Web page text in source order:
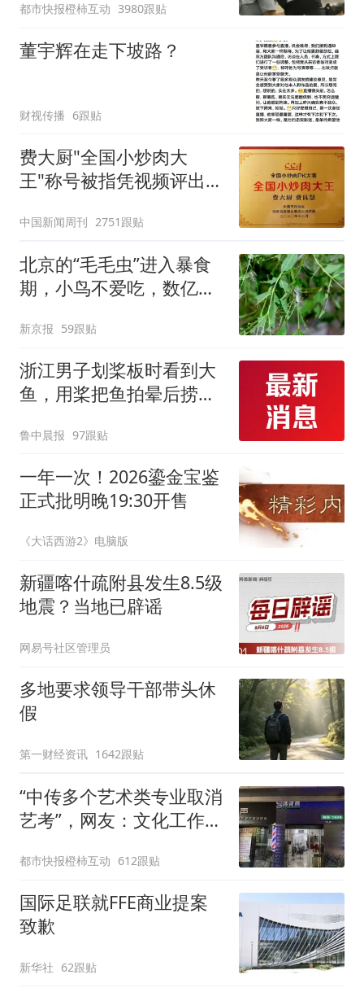
拒绝登机决定由航司作
出；亲历者：曾承诺免费
改签但没兑现
都市快报橙柿互动 3980跟贴
董宇辉在走下坡路？
财视传播 6跟贴
费大厨"全国小炒肉大
王"称号被指凭视频评出
中国新闻周刊 2751跟贴
北京的“毛毛虫”进入暴食
期，小鸟不爱吃，数亿头
新京报 59跟贴
浙江男子划桨板时看到大
鱼，用桨把鱼拍晕后捞
两，做成红烧辣子鱼块，
味道很好
鲁中晨报 97跟贴
一年一次！2026鎏金宝鉴
正式批明晚19:30开售
《大话西游2》电脑版
新疆喀什疏附县发生8.5级
地震？当地已辟谣
网易号社区管理员
多地要求领导干部带头休
假
第一财经资讯 1642跟贴
“中传多个艺术类专业取消
艺考”，网友：文化工作者
含金量还在持续上升
都市快报橙柿互动 612跟贴
国际足联就FFE商业提案
致歉
新华社 62跟贴